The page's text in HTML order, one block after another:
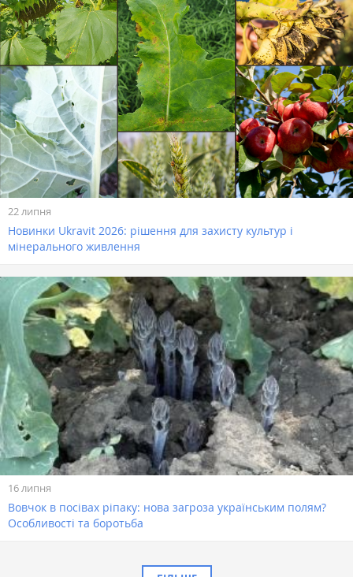
22 липня
Новинки Ukravit 2026: рішення для захисту культур і
мінерального живлення
16 липня
Вовчок в посівах ріпаку: нова загроза українським полям?
Особливості та боротьба